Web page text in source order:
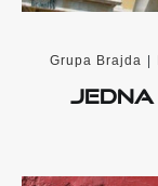
Grupa Brajda